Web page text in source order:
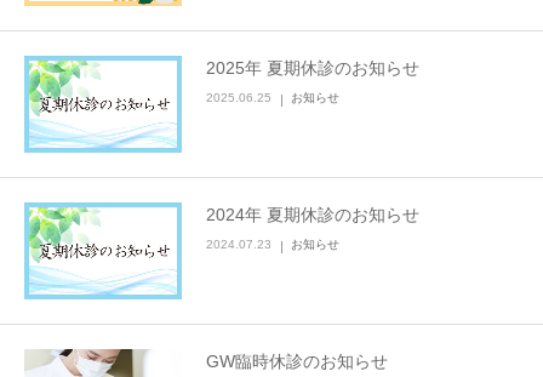
2025年 夏期休診のお知らせ
2025.06.25 お知らせ
2024年 夏期休診のお知らせ
2024.07.23 お知らせ
GW臨時休診のお知らせ